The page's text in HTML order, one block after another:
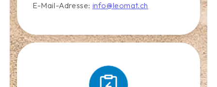
E-Mail-Adresse: info@leomat.ch